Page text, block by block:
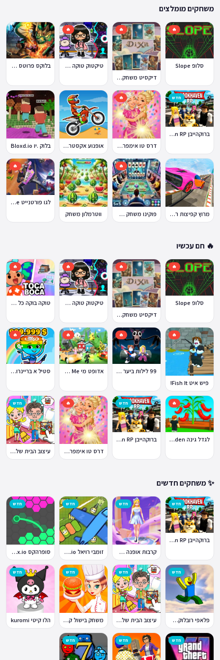
לצד תוספות שוטפות של משחקים חדשים.
משחקים מומלצים
🔥
סלופ Slope
🔥
דיקסיט משחק Dixit
🔥
טיקטוק טוקה בוקה בלוקס פרוטס Blox Fruits
חדש
ברוקהייבן Brookhaven RP
🔥
דרס טו אימפרס Dress To Impress אופנוע אקסטרים Moto X3M בלוק .יו Bloxd.io
מרוץ קפיצות רמפה
🔥
פוקינו משחק אונליין ווטרמלון משחק
🔥
לגו פורטנייט Lego Fortnite
🔥 חם עכשיו
🔥
סלופ Slope
🔥
דיקסיט משחק Dixit
🔥
טיקטוק טוקה בוקה
🔥
טוקה בוקה כל העולמות בחינם
🔥
פיש איט Fish It!
🔥
99 לילות ביער Nights in the Forest
🔥
אדופט מי Adopt Me!
🔥
סטיל א בריינרוט Steal a Brainrot
🔥
לגדל גינה Grow a Garden
חדש
ברוקהייבן Brookhaven RP
🔥
דרס טו אימפרס Dress To Impress
חדש
עיצוב הבית של טוקה בוקה
✨ משחקים חדשים
חדש
ברוקהייבן Brookhaven RP
חדש
קרבות אופנה Fashion Battle
חדש
זומבי רויאל ZombsRoyale.io
חדש
סופרהקס Superhex.io
חדש
פלאפי רובלוקס Flappy Roblox
חדש
עיצוב הבית של טוקה בוקה
חדש
משחק בישול קדחת הבישול Cooking Fever
חדש
הלו קיטי kuromi
חדש חדש חדש